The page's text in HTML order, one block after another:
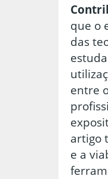
que o
das
entre
artigo
e a